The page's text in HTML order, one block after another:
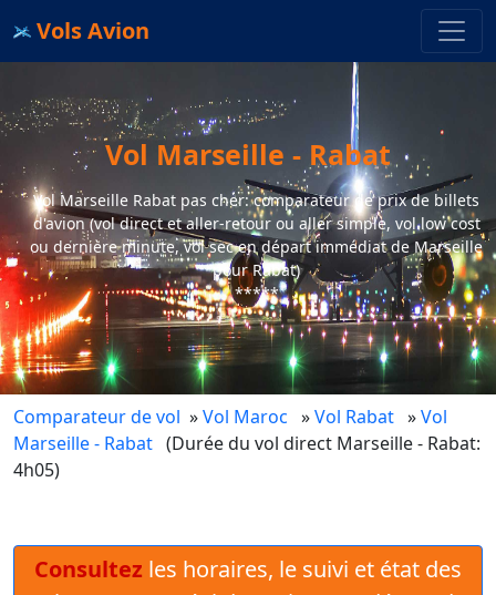
Vols Avion
Vol Marseille - Rabat
Vol Marseille Rabat pas cher: comparateur de prix de billets
d'avion (vol direct et aller-retour ou aller simple, vol low cost
ou dernière minute, vol sec en départ immédiat de Marseille
pour Rabat)
*****
Comparateur de vol »Vol Maroc »Vol Rabat »Vol
Marseille - Rabat (Durée du vol direct Marseille - Rabat:
4h05)
Consultez les horaires, le suivi et état des